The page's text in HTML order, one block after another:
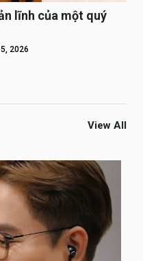
lĩnh của một quý
2026
View All